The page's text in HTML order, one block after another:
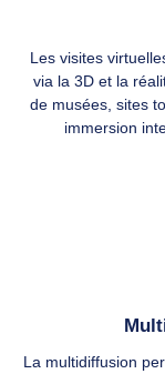
Les visites
via la 3D et la
de musées, sites
immersion
La multidiffusion